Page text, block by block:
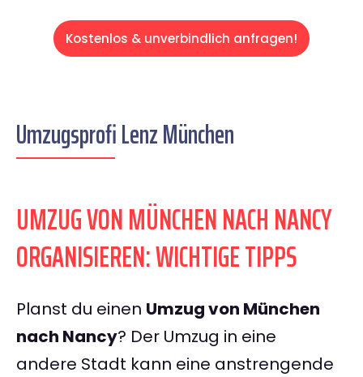
Kostenlos & unverbindlich anfragen!
Umzugsprofi Lenz München
UMZUG VON MÜNCHEN NACH NANCY
ORGANISIEREN: WICHTIGE TIPPS
Planst du einen Umzug von München
nach Nancy? Der Umzug in eine
andere Stadt kann eine anstrengende